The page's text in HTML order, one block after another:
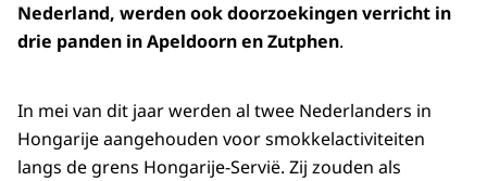
Nederland, werden ook doorzoekingen verricht in
drie panden in Apeldoorn en Zutphen.
In mei van dit jaar werden al twee Nederlanders in
Hongarije aangehouden voor smokkelactiviteiten
langs de grens Hongarije-Servië. Zij zouden als